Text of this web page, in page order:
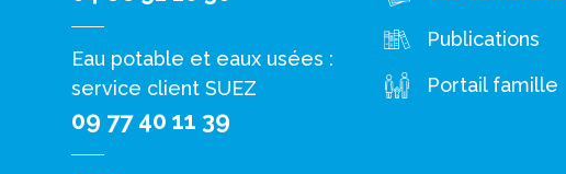
Eau potable et eaux usées :
service client SUEZ
09 77 40 11 39
Publications
Portail famille